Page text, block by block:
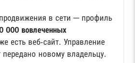
в сети ─ профиль
000 вовлеченных
есть веб-сайт. Управление
передано новому владельцу.